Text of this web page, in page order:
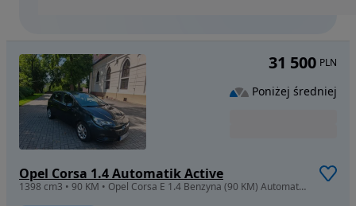
Opel Corsa 1.4 Automatik Active
1398 cm3 • 90 KM • Opel Corsa E 1.4 Benzyna (90 KM) Automat | LED | CarPlay |
31 500 PLN
Poniżej średniej